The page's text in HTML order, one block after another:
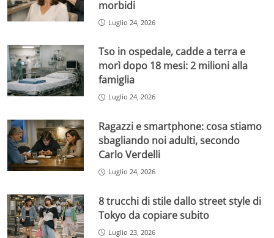
morbidi
Luglio 24, 2026
Tso in ospedale, cadde a terra e
morì dopo 18 mesi: 2 milioni alla
famiglia
Luglio 24, 2026
Ragazzi e smartphone: cosa stiamo
sbagliando noi adulti, secondo
Carlo Verdelli
Luglio 24, 2026
8 trucchi di stile dallo street style di
Tokyo da copiare subito
Luglio 23, 2026